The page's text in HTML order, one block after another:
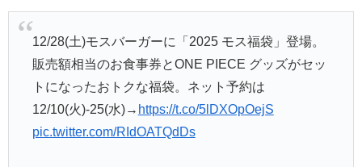
12/28(土)モスバーガーに「2025 モス福袋」登場。
販売額相当のお食事券とONE PIECE グッズがセッ
トになったおトクな福袋。ネット予約は
12/10(火)-25(水)→ https://t.co/5lDXOpOejS
pic.twitter.com/RIdOATQdDs